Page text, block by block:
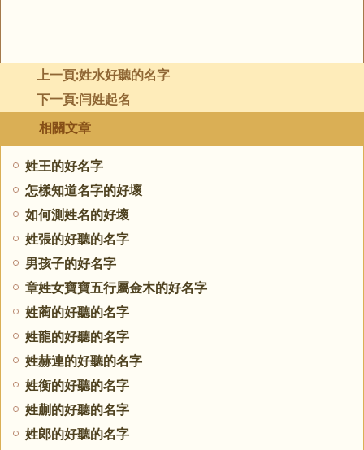
上一頁:姓水好聽的名字
下一頁:闫姓起名
相關文章
姓王的好名字
怎樣知道名字的好壞
如何測姓名的好壞
姓張的好聽的名字
男孩子的好名字
章姓女寶寶五行屬金木的好名字
姓蔺的好聽的名字
姓龍的好聽的名字
姓赫連的好聽的名字
姓衡的好聽的名字
姓蒯的好聽的名字
姓郎的好聽的名字